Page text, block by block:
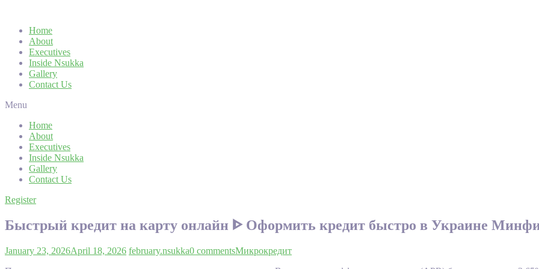
Home
About
Executives
Inside Nsukka
Gallery
Contact Us
Menu
Home
About
Executives
Inside Nsukka
Gallery
Contact Us
Register
Быстрый кредит на карту онлайн ᐈ Оформить кредит быстро в Украине
January 23, 2026April 18, 2026 february.nsukka0 commentsМикрокредит